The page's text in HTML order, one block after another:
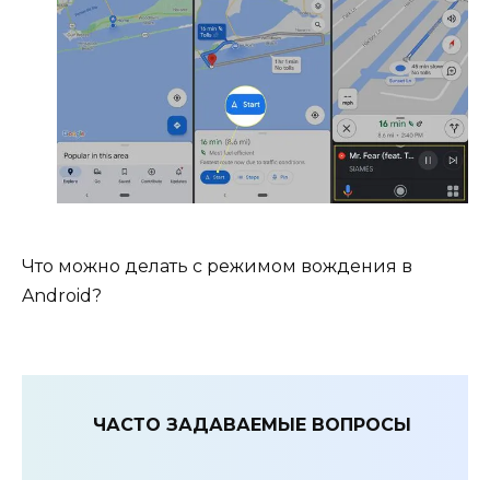
Что можно делать с режимом вождения в
Android?
ЧАСТО ЗАДАВАЕМЫЕ ВОПРОСЫ